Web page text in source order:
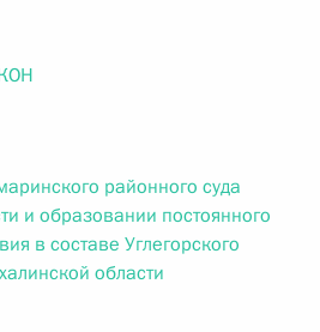
районного суда
и образовании постоянного
в составе Углегорского
области